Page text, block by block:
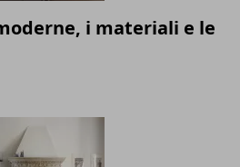
i materiali e le